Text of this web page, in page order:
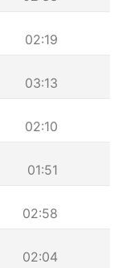
02:19
03:13
02:10
01:51
02:58
02:04